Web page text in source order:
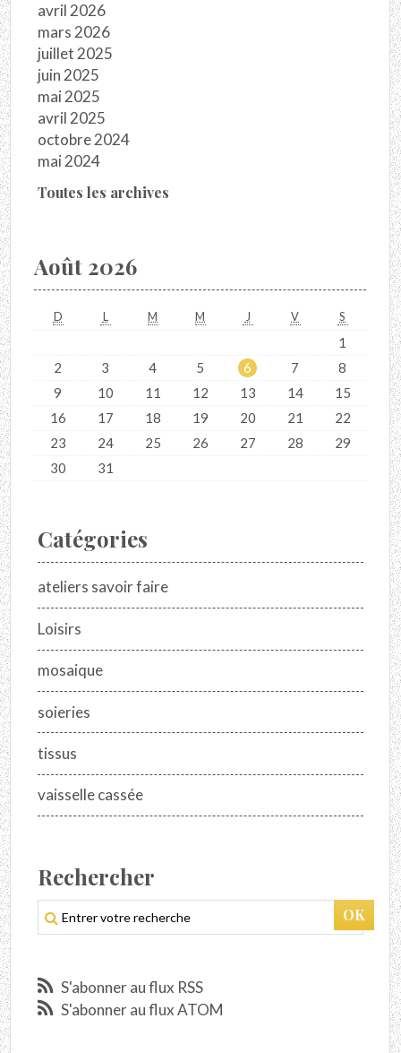
avril 2026
mars 2026
juillet 2025
juin 2025
mai 2025
avril 2025
octobre 2024
mai 2024
Toutes les archives
Août 2026
D L M M J V S
1
2
3 4 5 6 7
8
9
10 11 12 13 14
15
16
17 18 19 20 21
22
23
24 25 26 27 28
29
30
31
Catégories
ateliers savoir faire
Loisirs
mosaique
soieries
tissus
vaisselle cassée
Rechercher
S'abonner au flux RSS
S'abonner au flux ATOM